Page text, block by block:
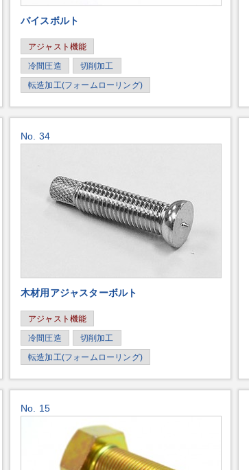
バイスボルト
アジャスト機能
冷間圧造
切削加工
転造加工(フォームローリング)
No. 34
木材用アジャスターボルト
アジャスト機能
冷間圧造
切削加工
転造加工(フォームローリング)
No. 15